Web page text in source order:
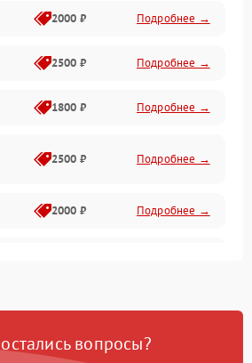
2000 ₽ Подробнее →
2500 ₽ Подробнее →
1800 ₽ Подробнее →
2500 ₽ Подробнее →
2000 ₽ Подробнее →
вопросы?